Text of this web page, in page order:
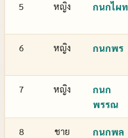
5 หญิง กนกไผท
6 หญิง กนกพร
7 หญิง
กนก
พรรณ
8 ชาย กนกพล